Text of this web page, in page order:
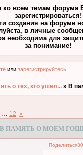
ко всем темам форума
зарегистрироваться!
создания на форуме
в личные
необходима для
за понимание!
или зарегистрируйтесь.
о тех, кто ушёл... » В
В ПАМЯТЬ О МОЕМ
… 12 »
Поделиться